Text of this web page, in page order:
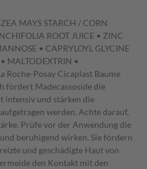
MAYS STARCH / CORN
ROOT JUICE • ZINC
• CAPRYLOYL GLYCINE
MALTODEXTRIN •
Roche-Posay Cicaplast Baume
fördert Madecassoside die
intensiv und stärken die
werden. Achte darauf,
Prüfe vor der Anwendung die
beruhigend wirken. Sie fördern
und geschädigte Haut von
den Kontakt mit den